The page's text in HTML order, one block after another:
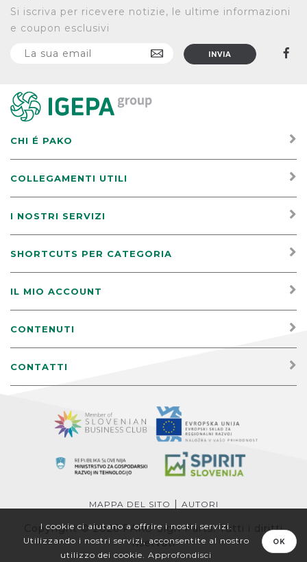
Si iscriva per ricevere notizie, le ultime informazioni
e coupon esclusivi
CHI É PAKO
COLLEGAMENTI UTILI
I NOSTRI SERVIZI
SHORTCUTS PER CATEGORIA
IL MIO ACCOUNT
CONTENUTI
CONTATTI
MAPPA DEL SITO | AUTORI
Copyright © 2026 PAKO Sign Parts. Tutti i diritti
riservati
I cookie ci aiutano a offrire i nostri servizi.
Utilizzando i nostri servizi, acconsentite al nostro
utilizzo dei cookie. Approfondisci
OK